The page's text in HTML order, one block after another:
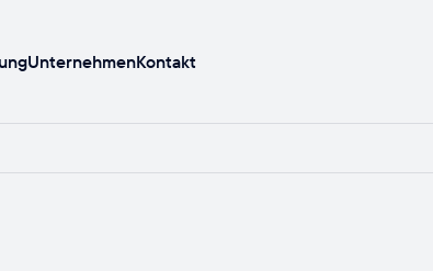
UnternehmenKontakt